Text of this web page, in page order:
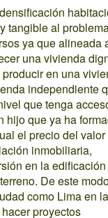
tangible al
ya que alineada
una vivienda
en una
independiente
que tenga
hijo que ya ha
el precio del
inmobiliaria,
en la
De este
como Lima en la
proyectos